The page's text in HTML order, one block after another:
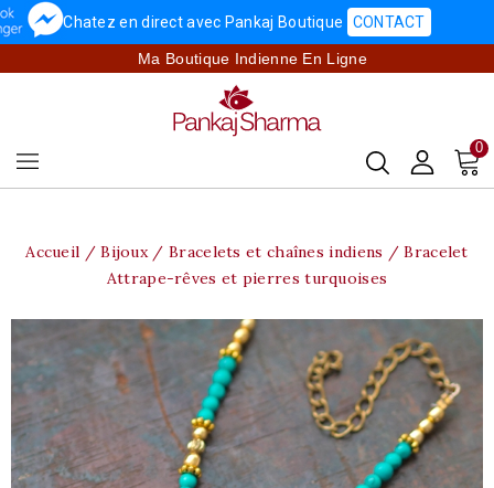
Chatez en direct avec Pankaj Boutique CONTACT
Ma Boutique Indienne En Ligne
0
Accueil Bijoux Bracelets et chaînes indiens
Bracelet
Attrape-rêves et pierres turquoises